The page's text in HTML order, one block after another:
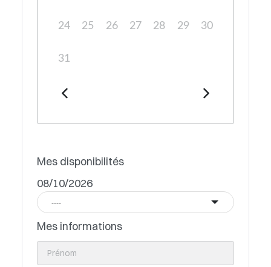
24 25 26 27 28 29 30
31
Mes disponibilités
08/10/2026
----
Mes informations